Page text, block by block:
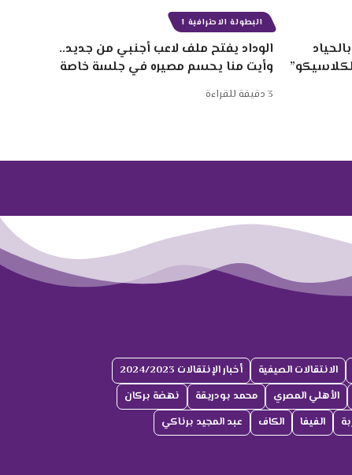
البطولة الاحترافية 1
الوداد يفتح ملف لاعب أجنبي من جديد..
وأيت منا يحسم مصيره في جلسة خاصة
3 دقيقة للقراءة
الانتقالات الصيفية
أخبار الإنتقالات 2024/2023
الأهلي المصري محمد بودريقة
نهضة بركان
الفيفا الكاف
عبد المجيد برناكي